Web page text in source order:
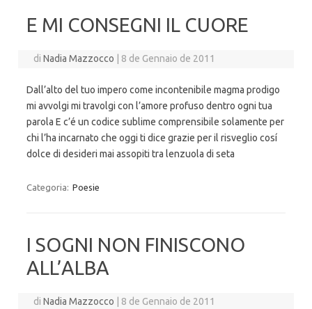
E MI CONSEGNI IL CUORE
diNadia Mazzocco 8 de Gennaio de 2011
Dall’alto del tuo impero come incontenibile magma prodigo
mi avvolgi mi travolgi con l’amore profuso dentro ogni tua
parola E c’é un codice sublime comprensibile solamente per
chi l’ha incarnato che oggi ti dice grazie per il risveglio cosí
dolce di desideri mai assopiti tra lenzuola di seta
Categoria: Poesie
I SOGNI NON FINISCONO
ALL’ALBA
diNadia Mazzocco 8 de Gennaio de 2011